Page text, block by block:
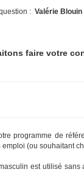
: Valérie
faire votre
programme de
emploi (ou souhaitant
est utilisé sans